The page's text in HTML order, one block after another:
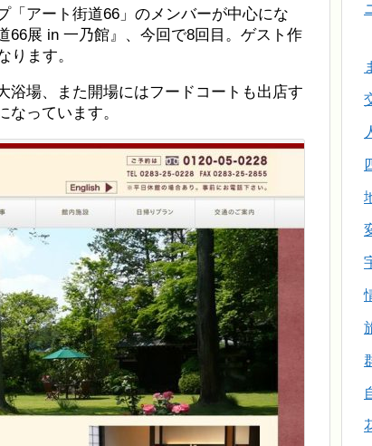
「アート街道66」のメンバーが中心にな
66展 in 一乃館』、今回で8回目。ゲスト作
ります。
浴場、また開場にはフードコートも出店す
っています。